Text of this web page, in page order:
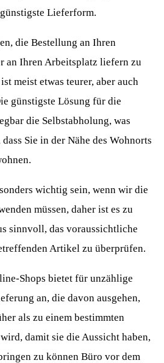
Lieferform.
die Bestellung an Ihren
an Ihren Arbeitsplatz liefern zu
meist etwas teurer, aber auch
günstigste Lösung für die
die Selbstabholung, was
Sie in der Nähe des Wohnorts
wichtig sein, wenn wir die
müssen, daher ist es zu
sinnvoll, das voraussichtliche
Artikel zu überprüfen.
Shops bietet für unzählige
an, die davon ausgehen,
als zu einem bestimmten
damit sie die Aussicht haben,
zu können Büro vor dem